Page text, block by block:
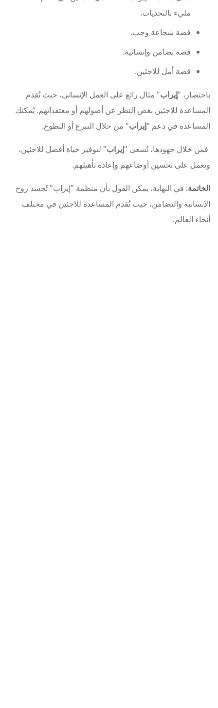
مليء بالتحديات.
قصة شجاعة وحب.
قصة تضامن وإنسانية.
قصة أمل للاجئين.
باختصار، "إيراب" مثال رائع على العمل الإنساني، حيث تُقدم
المساعدة للاجئين بغض النظر عن أصولهم أو معتقداتهم. يُمكنك
المساعدة في دعم "إيراب" من خلال التبرع أو التطوع.
فمن خلال جهودها، تُسعى "إيراب" لتوفير حياة أفضل للاجئين،
وتعمل على تحسين أوضاعهم وإعادة تأهيلهم.
الخاتمة: في النهاية، يمكن القول بأن منظمة "إيراب" تُجسد روح
الإنسانية والتضامن، حيث تُقدم المساعدة للاجئين في مختلف
أنحاء العالم.